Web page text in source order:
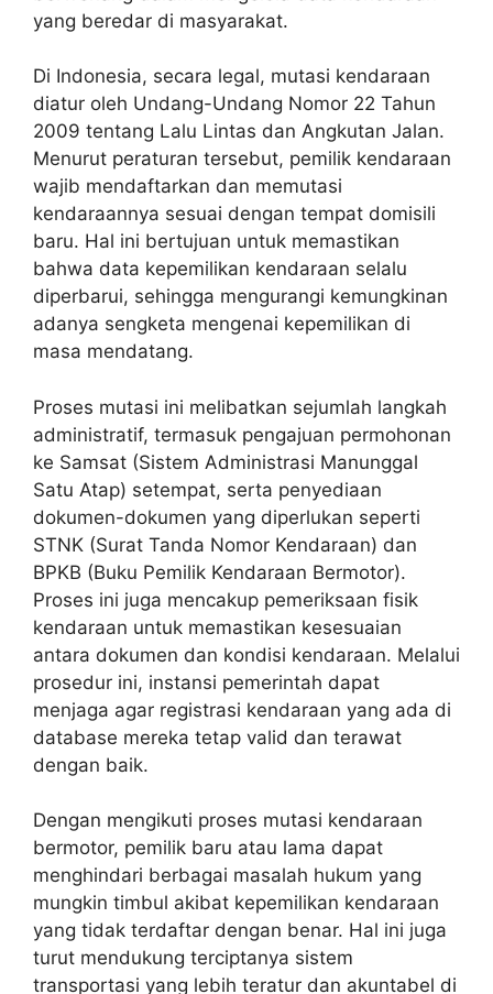
yang beredar di masyarakat.
Di Indonesia, secara legal, mutasi kendaraan
diatur oleh Undang-Undang Nomor 22 Tahun
2009 tentang Lalu Lintas dan Angkutan Jalan.
Menurut peraturan tersebut, pemilik kendaraan
wajib mendaftarkan dan memutasi
kendaraannya sesuai dengan tempat domisili
baru. Hal ini bertujuan untuk memastikan
bahwa data kepemilikan kendaraan selalu
diperbarui, sehingga mengurangi kemungkinan
adanya sengketa mengenai kepemilikan di
masa mendatang.
Proses mutasi ini melibatkan sejumlah langkah
administratif, termasuk pengajuan permohonan
ke Samsat (Sistem Administrasi Manunggal
Satu Atap) setempat, serta penyediaan
dokumen-dokumen yang diperlukan seperti
STNK (Surat Tanda Nomor Kendaraan) dan
BPKB (Buku Pemilik Kendaraan Bermotor).
Proses ini juga mencakup pemeriksaan fisik
kendaraan untuk memastikan kesesuaian
antara dokumen dan kondisi kendaraan. Melalui
prosedur ini, instansi pemerintah dapat
menjaga agar registrasi kendaraan yang ada di
database mereka tetap valid dan terawat
dengan baik.
Dengan mengikuti proses mutasi kendaraan
bermotor, pemilik baru atau lama dapat
menghindari berbagai masalah hukum yang
mungkin timbul akibat kepemilikan kendaraan
yang tidak terdaftar dengan benar. Hal ini juga
turut mendukung terciptanya sistem
transportasi yang lebih teratur dan akuntabel di